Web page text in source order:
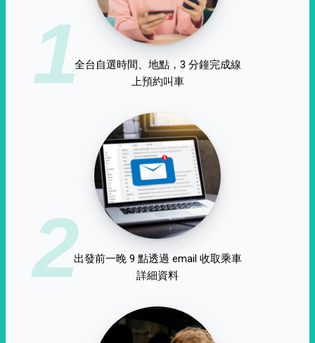
1全台自選時間、地點，3 分鐘完成線
上預約叫車
2出發前一晚 9 點透過 email 收取乘車
詳細資料